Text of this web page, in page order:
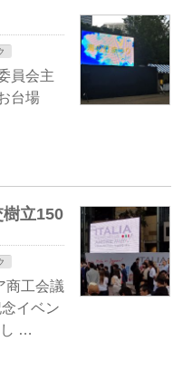
員会主
台場
立150
商工会議
イベン
し …